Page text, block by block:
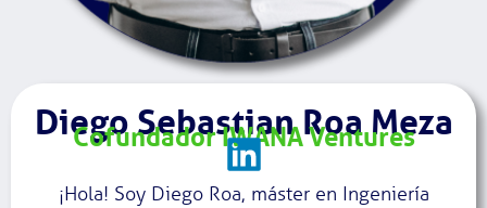
Diego Sebastian Roa Meza
Cofundador IWANA Ventures
¡Hola! Soy Diego Roa, máster en Ingeniería